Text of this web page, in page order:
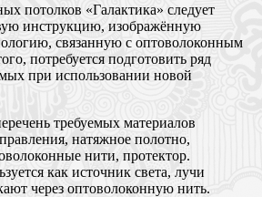
потолков «Галактика» следует
инструкцию, изображённую
связанную с оптоволоконным
потребуется подготовить ряд
при использовании новой
требуемых материалов
натяжное полотно,
нити, протектор.
как источник света, лучи
через оптоволоконную нить.